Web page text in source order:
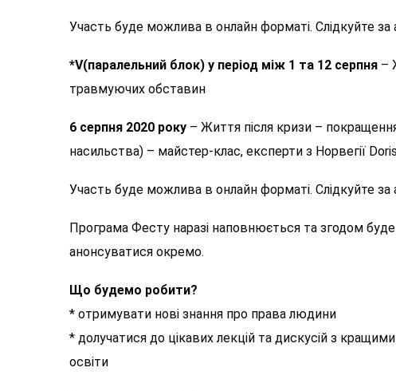
Участь буде можлива в онлайн форматі. Слідкуйте за
*V(паралельний блок) у період між 1 та 12 серпня –
травмуючих обставин
6 серпня 2020 року – Життя після кризи –
насильства) – майстер-клас, експерти з Норвегії
Участь буде можлива в онлайн форматі. Слідкуйте за
Програма Фесту наразі наповнюється та згодом буде
анонсуватися окремо.
Що будемо робити?
* отримувати нові знання про права людини
* долучатися до цікавих лекцій та дискусій з
освіти